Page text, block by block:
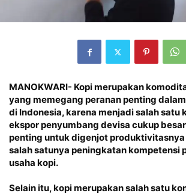
MANOKWARI- Kopi merupakan
yang memegang peranan penting
di Indonesia, karena menjadi salah satu
ekspor penyumbang devisa cukup
penting untuk digenjot produktivitasnya
salah satunya peningkatan kompetensi
usaha kopi.
Selain itu, kopi merupakan salah satu